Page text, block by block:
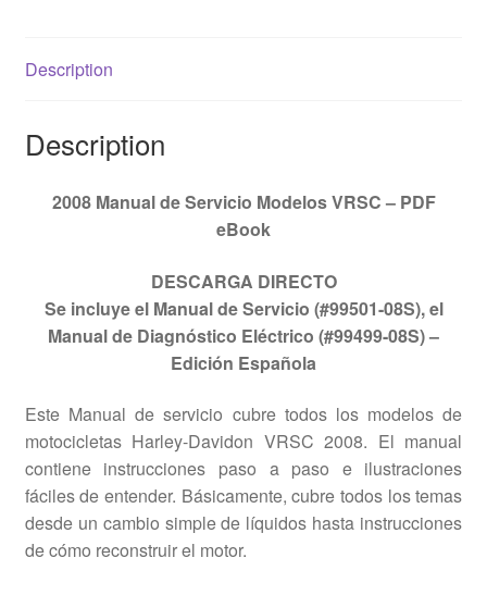
Description
Description
2008 Manual de Servicio Modelos VRSC – PDF
eBook
DESCARGA DIRECTO
Se incluye el Manual de Servicio (#99501-08S), el
Manual de Diagnóstico Eléctrico (#99499-08S) –
Edición Española
Este Manual de servicio cubre todos los modelos de
motocicletas Harley-Davidon VRSC 2008. El manual
contiene instrucciones paso a paso e ilustraciones
fáciles de entender. Básicamente, cubre todos los temas
desde un cambio simple de líquidos hasta instrucciones
de cómo reconstruir el motor.